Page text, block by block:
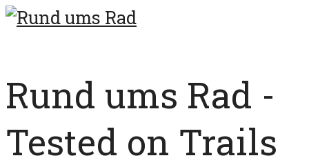
Rund ums Rad -
Tested on Trails